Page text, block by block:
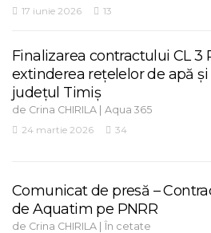
17 iunie 2026
13
Finalizarea contractului CL 3
extinderea rețelelor de apă
județul Timiș
de Crina CHIRILA | Aqua 365
24 martie 2026
34
Comunicat de presă –
de Aquatim pe PNRR
de Crina CHIRILA | În cetate